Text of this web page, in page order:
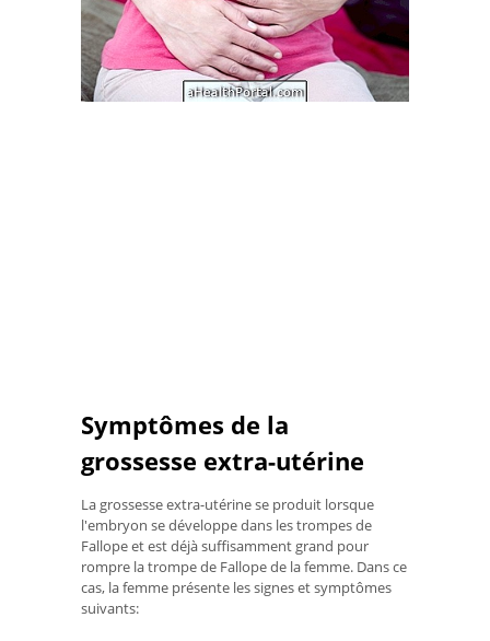
Symptômes de la
grossesse extra-utérine
La grossesse extra-utérine se produit lorsque
l'embryon se développe dans les trompes de
Fallope et est déjà suffisamment grand pour
rompre la trompe de Fallope de la femme. Dans ce
cas, la femme présente les signes et symptômes
suivants: